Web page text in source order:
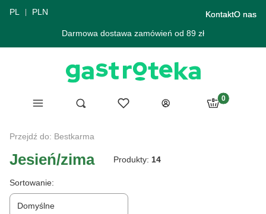
PL PLN KontaktO nas
Darmowa dostawa zamówień od 89 zł
Menu Otwórz wyszukiwarkę
Szukaj Ulubione
Zaloguj się
Produkty w
Koszyk
Przejdź do: Bestkarma
Jesień/zima Produkty: 14
Lista produktów
Sortowanie:
Domyślne